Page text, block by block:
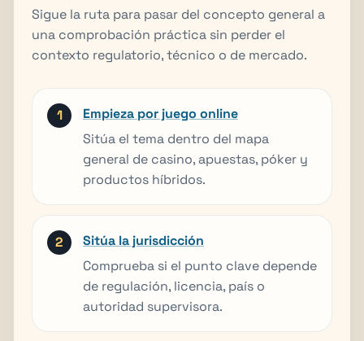
Sigue la ruta para pasar del concepto general a
una comprobación práctica sin perder el
contexto regulatorio, técnico o de mercado.
Empieza por juego online
Sitúa el tema dentro del mapa
general de casino, apuestas, póker y
productos híbridos.
Sitúa la jurisdicción
Comprueba si el punto clave depende
de regulación, licencia, país o
autoridad supervisora.